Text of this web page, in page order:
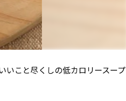
いこと尽くしの低カロリースープ